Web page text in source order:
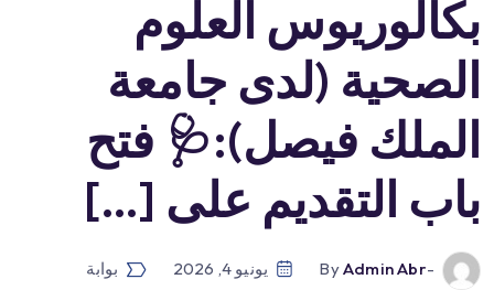
بكالوريوس العلوم
الصحية (لدى جامعة
الملك فيصل):🩺 فتح
باب التقديم على […]
-by
Admin Abr يونيو 4, 2026
بوابة